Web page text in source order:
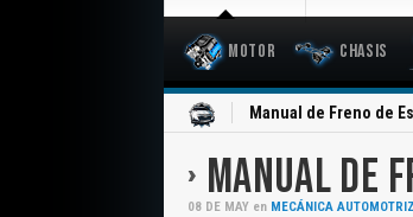
Motor Chasis
Manual de Freno de
MANUAL DE
08 DE MAY en MECÁNICA AUTOMOTRIZ